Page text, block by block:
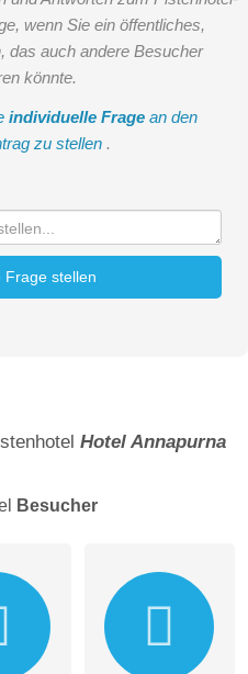
wenn Sie ein öffentliches,
das auch andere Besucher
könnte.
individuelle Frage an den
zu stellen .
Frage stellen
Hotel Annapurna
Besucher